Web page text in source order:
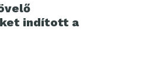
indított a